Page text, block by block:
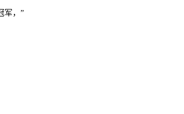
军，”